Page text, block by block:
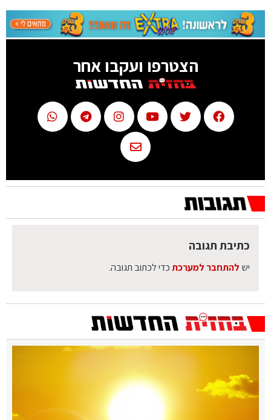
הצטרפו ועקבו אחר
כתיבת תגובה
יש להתחבר למערכתכדי לכתוב תגובה.